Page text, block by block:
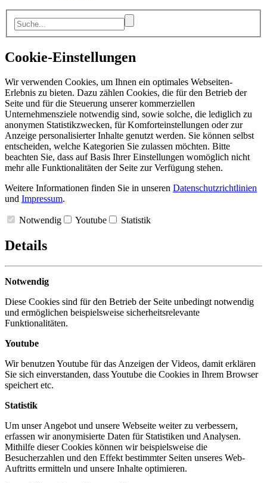
Cookie-Einstellungen
Wir verwenden Cookies, um Ihnen ein optimales Webseiten-
Erlebnis zu bieten. Dazu zählen Cookies, die für den Betrieb der
Seite und für die Steuerung unserer kommerziellen
Unternehmensziele notwendig sind, sowie solche, die lediglich zu
anonymen Statistikzwecken, für Komforteinstellungen oder zur
Anzeige personalisierter Inhalte genutzt werden. Sie können selbst
entscheiden, welche Kategorien Sie zulassen möchten. Bitte
beachten Sie, dass auf Basis Ihrer Einstellungen womöglich nicht
mehr alle Funktionalitäten der Seite zur Verfügung stehen.
Weitere Informationen finden Sie in unseren Datenschutzrichtlinien
und Impressum.
Notwendig Youtube Statistik
Details
Notwendig
Diese Cookies sind für den Betrieb der Seite unbedingt notwendig
und ermöglichen beispielsweise sicherheitsrelevante
Funktionalitäten.
Youtube
Wir benutzen Youtube für das Anzeigen der Videos, damit erklären
Sie sich einverstanden, dass Youtube die Cookies in Ihrem Browser
speichert etc.
Statistik
Um unser Angebot und unsere Webseite weiter zu verbessern,
erfassen wir anonymisierte Daten für Statistiken und Analysen.
Mithilfe dieser Cookies können wir beispielsweise die
Besucherzahlen und den Effekt bestimmter Seiten unseres Web-
Auftritts ermitteln und unsere Inhalte optimieren.